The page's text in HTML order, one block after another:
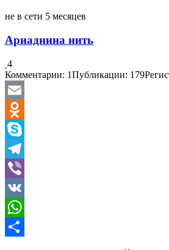
не в сети 5 месяцев
Ариаднина нить
4
Комментарии: 1Публикации: 179
Email
Odnoklassniki
Skype
Telegram
Viber
VK
WhatsApp